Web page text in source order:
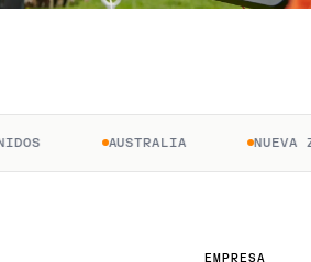
AUSTRALIA NUEVA ZELANDA
EMPRESA